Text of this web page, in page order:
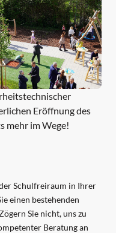
Eröffnung des
mehr im Wege!
Schulfreiraum in Ihrer
einen bestehenden
Sie nicht, uns zu
Beratung an